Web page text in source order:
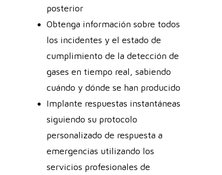
posterior
Obtenga información sobre todos
los incidentes y el estado de
cumplimiento de la detección de
gases en tiempo real, sabiendo
cuándo y dónde se han producido
Implante respuestas instantáneas
siguiendo su protocolo
personalizado de respuesta a
emergencias utilizando los
servicios profesionales de